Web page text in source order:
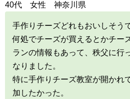
40代 女性 神奈川県
手作りチーズどれもおいしそう
何処でチーズが買えるとかチー
ランの情報もあって、秩父に行
なりました。
特に手作りチーズ教室が開かれ
加したかった。